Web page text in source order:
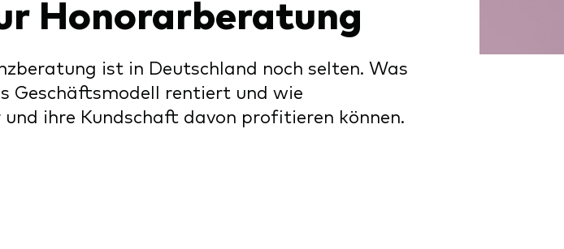
Honorarberatung
ist in Deutschland noch selten. Was
Geschäftsmodell rentiert und wie
ihre Kundschaft davon profitieren können.